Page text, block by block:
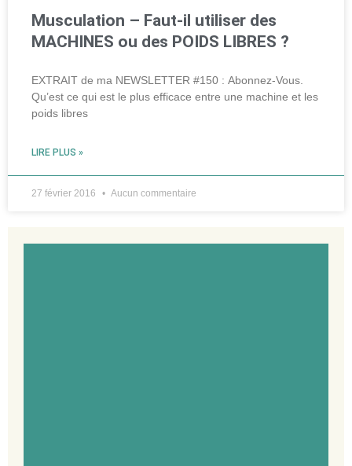
Musculation – Faut-il utiliser des
MACHINES ou des POIDS LIBRES ?
EXTRAIT de ma NEWSLETTER #150 : Abonnez-Vous.
Qu’est ce qui est le plus efficace entre une machine et les
poids libres
LIRE PLUS »
27 février 2016 Aucun commentaire